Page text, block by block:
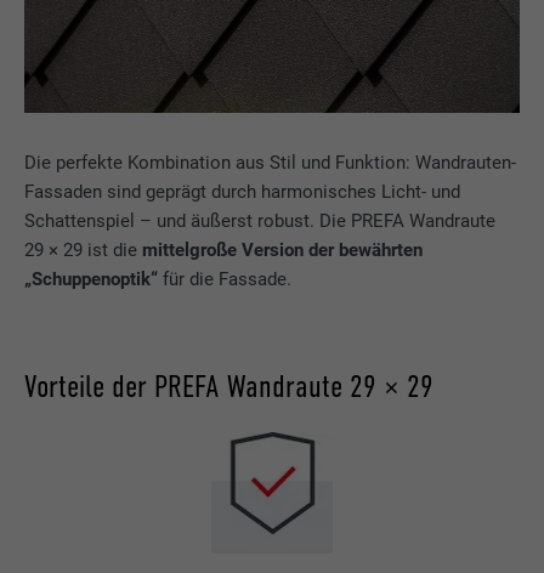
Die perfekte Kombination aus Stil und Funktion: Wandrauten-
Fassaden sind geprägt durch harmonisches Licht- und
Schattenspiel – und äußerst robust. Die PREFA Wandraute
29 × 29 ist die mittelgroße Version der bewährten
„Schuppenoptik“für die Fassade.
Vorteile der PREFA Wandraute 29 × 29